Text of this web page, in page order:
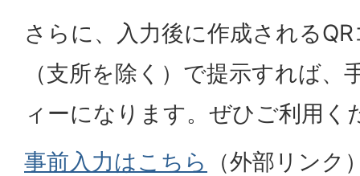
さらに、入力後に作成される
（支所を除く）で提示すれば
ィーになります。ぜひご利用く
事前入力はこちら
（外部リンク